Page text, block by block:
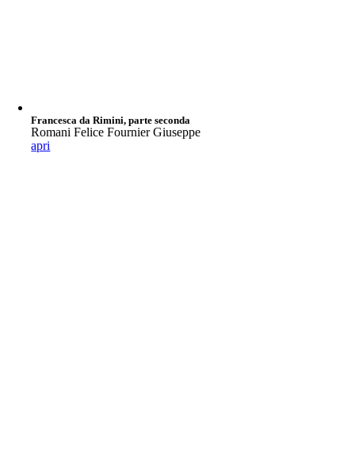
Francesca da Rimini, parte seconda
Romani Felice Fournier Giuseppe
apri